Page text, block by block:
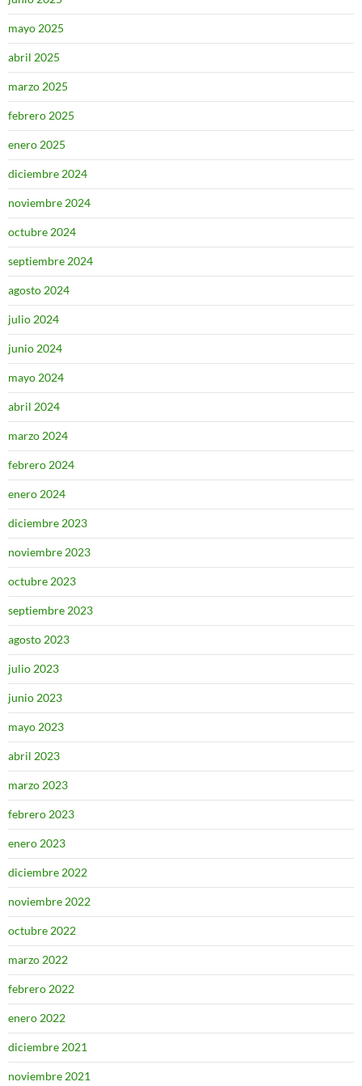
mayo 2025
abril 2025
marzo 2025
febrero 2025
enero 2025
diciembre 2024
noviembre 2024
octubre 2024
septiembre 2024
agosto 2024
julio 2024
junio 2024
mayo 2024
abril 2024
marzo 2024
febrero 2024
enero 2024
diciembre 2023
noviembre 2023
octubre 2023
septiembre 2023
agosto 2023
julio 2023
junio 2023
mayo 2023
abril 2023
marzo 2023
febrero 2023
enero 2023
diciembre 2022
noviembre 2022
octubre 2022
marzo 2022
febrero 2022
enero 2022
diciembre 2021
noviembre 2021